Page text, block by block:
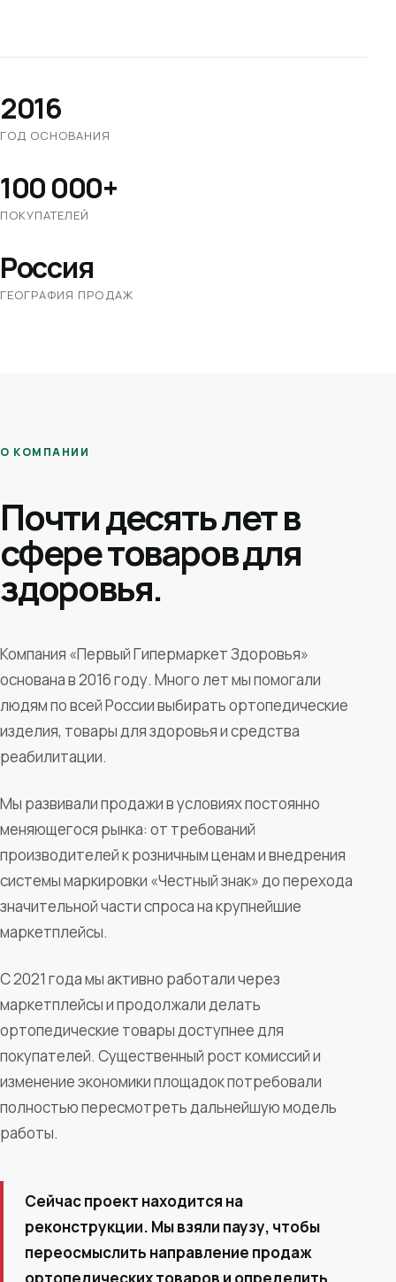
2016
ГОД ОСНОВАНИЯ
100 000+
ПОКУПАТЕЛЕЙ
Россия
ГЕОГРАФИЯ ПРОДАЖ
О КОМПАНИИ
Почти десять лет в
сфере товаров для
здоровья.
Компания «Первый Гипермаркет Здоровья»
основана в 2016 году. Много лет мы помогали
людям по всей России выбирать ортопедические
изделия, товары для здоровья и средства
реабилитации.
Мы развивали продажи в условиях постоянно
меняющегося рынка: от требований
производителей к розничным ценам и внедрения
системы маркировки «Честный знак» до перехода
значительной части спроса на крупнейшие
маркетплейсы.
С 2021 года мы активно работали через
маркетплейсы и продолжали делать
ортопедические товары доступнее для
покупателей. Существенный рост комиссий и
изменение экономики площадок потребовали
полностью пересмотреть дальнейшую модель
работы.
Сейчас проект находится на
реконструкции. Мы взяли паузу, чтобы
переосмыслить направление продаж